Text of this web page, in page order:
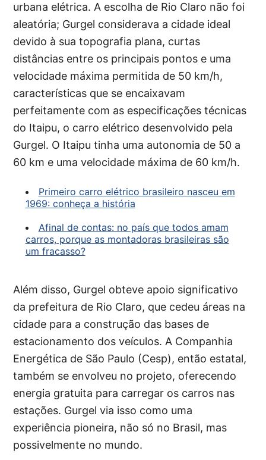
urbana elétrica. A escolha de Rio Claro não foi
aleatória; Gurgel considerava a cidade ideal
devido à sua topografia plana, curtas
distâncias entre os principais pontos e uma
velocidade máxima permitida de 50 km/h,
características que se encaixavam
perfeitamente com as especificações técnicas
do Itaipu, o carro elétrico desenvolvido pela
Gurgel. O Itaipu tinha uma autonomia de 50 a
60 km e uma velocidade máxima de 60 km/h.
Primeiro carro elétrico brasileiro nasceu em
1969: conheça a história
Afinal de contas: no país que todos amam
carros, porque as montadoras brasileiras são
um fracasso?
Além disso, Gurgel obteve apoio significativo
da prefeitura de Rio Claro, que cedeu áreas na
cidade para a construção das bases de
estacionamento dos veículos. A Companhia
Energética de São Paulo (Cesp), então estatal,
também se envolveu no projeto, oferecendo
energia gratuita para carregar os carros nas
estações. Gurgel via isso como uma
experiência pioneira, não só no Brasil, mas
possivelmente no mundo.